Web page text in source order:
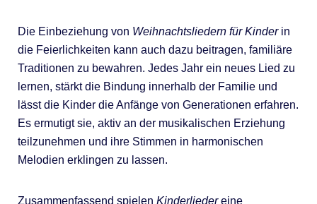
Die Einbeziehung von Weihnachtsliedern für Kinderin
die Feierlichkeiten kann auch dazu beitragen, familiäre
Traditionen zu bewahren. Jedes Jahr ein neues Lied zu
lernen, stärkt die Bindung innerhalb der Familie und
lässt die Kinder die Anfänge von Generationen erfahren.
Es ermutigt sie, aktiv an der musikalischen Erziehung
teilzunehmen und ihre Stimmen in harmonischen
Melodien erklingen zu lassen.
Zusammenfassend spielen Kinderliedereine